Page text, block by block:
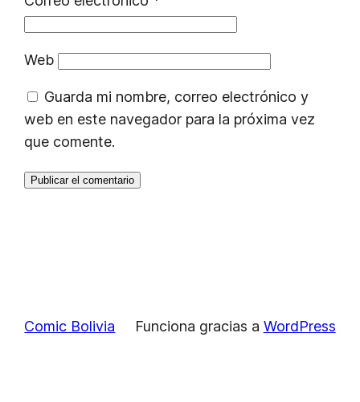
Web
Guarda mi nombre, correo electrónico y
web en este navegador para la próxima vez
que comente.
Comic Bolivia Funciona gracias a WordPress